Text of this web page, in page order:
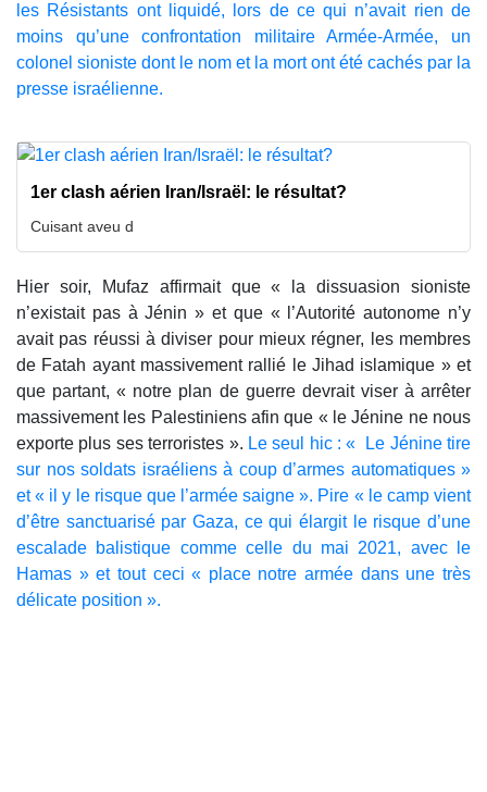
les Résistants ont liquidé, lors de ce qui n’avait rien de
moins qu’une confrontation militaire Armée-Armée, un
colonel sioniste dont le nom et la mort ont été cachés par la
presse israélienne.
1er clash aérien Iran/Israël: le résultat?
Cuisant aveu d
Hier soir, Mufaz affirmait que « la dissuasion sioniste
n’existait pas à Jénin » et que « l’Autorité autonome n’y
avait pas réussi à diviser pour mieux régner, les membres
de Fatah ayant massivement rallié le Jihad islamique » et
que partant, « notre plan de guerre devrait viser à arrêter
massivement les Palestiniens afin que « le Jénine ne nous
exporte plus ses terroristes ». Le seul hic : « Le Jénine tire
sur nos soldats israéliens à coup d’armes automatiques »
et « il y le risque que l’armée saigne ». Pire « le camp vient
d’être sanctuarisé par Gaza, ce qui élargit le risque d’une
escalade balistique comme celle du mai 2021, avec le
Hamas » et tout ceci « place notre armée dans une très
délicate position ».